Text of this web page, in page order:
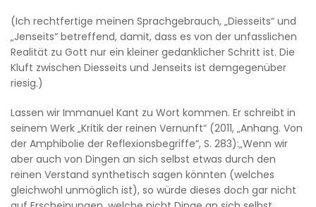
(Ich rechtfertige meinen Sprachgebrauch, „Diesseits“ und
„Jenseits“ betreffend, damit, dass es von der unfasslichen
Realität zu Gott nur ein kleiner gedanklicher Schritt ist. Die
Kluft zwischen Diesseits und Jenseits ist demgegenüber
riesig.)
Lassen wir Immanuel Kant zu Wort kommen. Er schreibt in
seinem Werk „Kritik der reinen Vernunft“ (2011, „Anhang. Von
der Amphibolie der Reflexionsbegriffe“, S. 283):„Wenn wir
aber auch von Dingen an sich selbst etwas durch den
reinen Verstand synthetisch sagen könnten (welches
gleichwohl unmöglich ist), so würde dieses doch gar nicht